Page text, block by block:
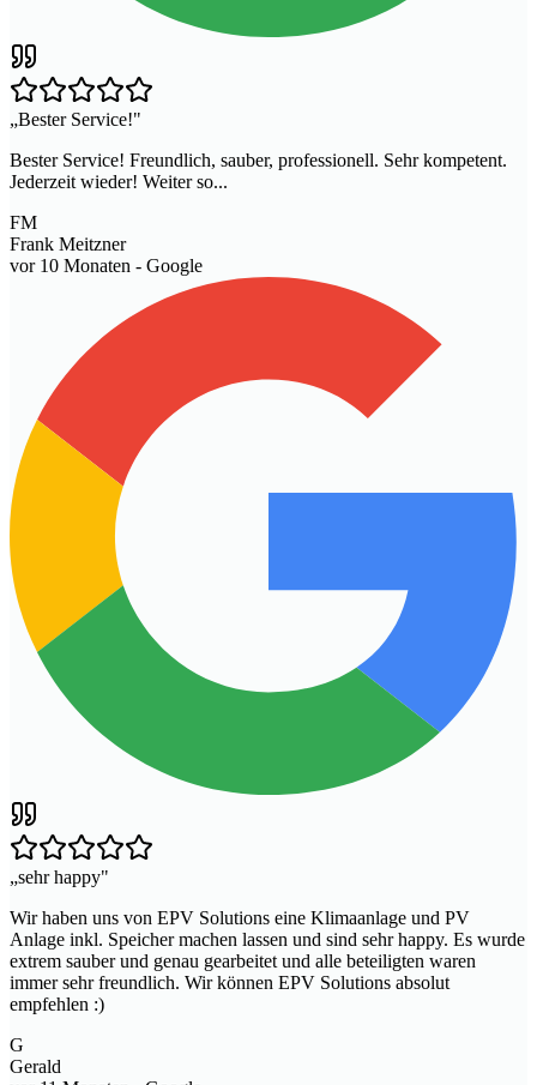
„Bester Service!"
Bester Service! Freundlich, sauber, professionell. Sehr kompetent.
Jederzeit wieder! Weiter so...
FM
Frank Meitzner
vor 10 Monaten - Google
„sehr happy"
Wir haben uns von EPV Solutions eine Klimaanlage und PV
Anlage inkl. Speicher machen lassen und sind sehr happy. Es wurde
extrem sauber und genau gearbeitet und alle beteiligten waren
immer sehr freundlich. Wir können EPV Solutions absolut
empfehlen :)
G
Gerald